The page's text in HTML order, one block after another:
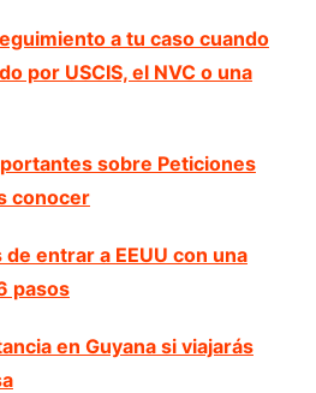
a tu caso cuando
por USCIS, el NVC o una
sobre Peticiones
conocer
entrar a EEUU con una
pasos
en Guyana si viajarás